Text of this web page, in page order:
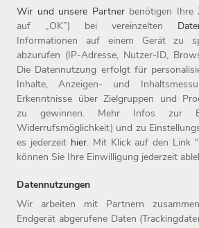
gegründete Marke Witt, sowie mit 20
Daneben ist das Weidener
Filialen im stationären Handel vertreten.
gehört die Marke heine zur Witt-
Die Witt-Gruppe ist mit rund 3.700
einer der größten Arbeitgeber der
einer der beliebtesten Deutschlands
fünf Prozent der beliebtesten
1987 ist die Witt-Gruppe Teil der Otto
Wir und unsere Partnerbenötigen Ihre
auf „OK”) bei vereinzelten
Informationen auf einem Gerät zu
abzurufen (IP-Adresse, Nutzer-ID,
Die Datennutzung erfolgt für
Inhalte, Anzeigen- und
Erkenntnisse über Zielgruppen und
zu gewinnen. Mehr Infos zur
Widerrufsmöglichkeit) und zu
es jederzeit hier. Mit Klick auf den Link
können Sie Ihre Einwilligung jederzeit
Datennutzungen
Wir arbeiten mit Partnern
Endgerät abgerufene Daten